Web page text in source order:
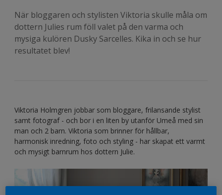
När bloggaren och stylisten Viktoria skulle måla om
dottern Julies rum föll valet på den varma och
mysiga kulören Dusky Sarcelles. Kika in och se hur
resultatet blev!
Viktoria Holmgren jobbar som bloggare, frilansande stylist
samt fotograf - och bor i en liten by utanför Umeå med sin
man och 2 barn. Viktoria som brinner för hållbar,
harmonisk inredning, foto och styling - har skapat ett varmt
och mysigt barnrum hos dottern Julie.